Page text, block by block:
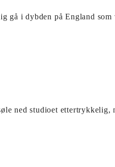
gå i dybden på England
ned studioet